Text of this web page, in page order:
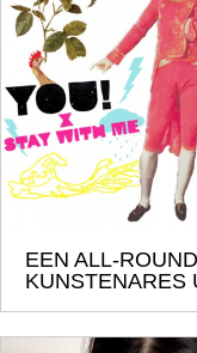
EEN ALL-ROUND
KUNSTENARES